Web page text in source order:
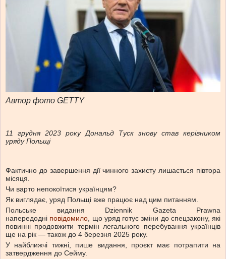
Автор фото GETTY
11 грудня 2023 року Дональд Туск знову став керівником
уряду Польщі
Фактично до завершення дії чинного захисту лишається півтора
місяця.
Чи варто непокоїтися українцям?
Як виглядає, уряд Польщі вже працює над цим питанням.
Польське видання Dziennik Gazeta Prawna
напередодні повідомило, що уряд готує зміни до спецзакону, які
повинні продовжити термін легального перебування українців
ще на рік — також до 4 березня 2025 року.
У найближчі тижні, пише видання, проєкт має потрапити на
затвердження до Сейму.